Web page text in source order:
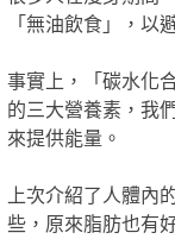
「無油飲食」，以
事實上，「碳水化
的三大營養素，我
來提供能量。
上次介紹了人體內
些，原來脂肪也有